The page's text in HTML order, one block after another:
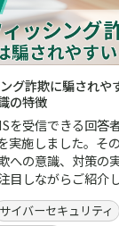
グ詐欺に騙されや
の特徴
を受信できる回答
実施しました。そ
への意識、対策の
目しながらご紹介し
サイバーセキュリティ